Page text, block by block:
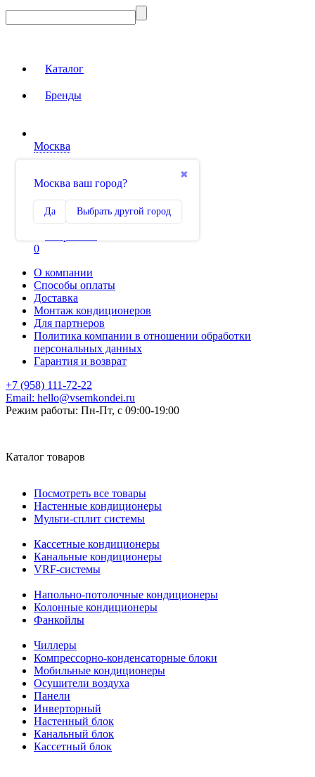
Каталог
Бренды
Москва
✖
Москва ваш город?
Да Выбрать другой город
Сравнение
0
О компании
Способы оплаты
Доставка
Монтаж кондиционеров
Для партнеров
Политика компании в отношении обработки
персональных данных
Гарантия и возврат
+7 (958) 111-72-22
Email: hello@vsemkondei.ru
Режим работы: Пн-Пт, с 09:00-19:00
Каталог товаров
Посмотреть все товары
Настенные кондиционеры
Мульти-сплит системы
Кассетные кондиционеры
Канальные кондиционеры
VRF-системы
Напольно-потолочные кондиционеры
Колонные кондиционеры
Фанкойлы
Чиллеры
Компрессорно-конденсаторные блоки
Мобильные кондиционеры
Осушители воздуха
Панели
Инверторный
Настенный блок
Канальный блок
Кассетный блок